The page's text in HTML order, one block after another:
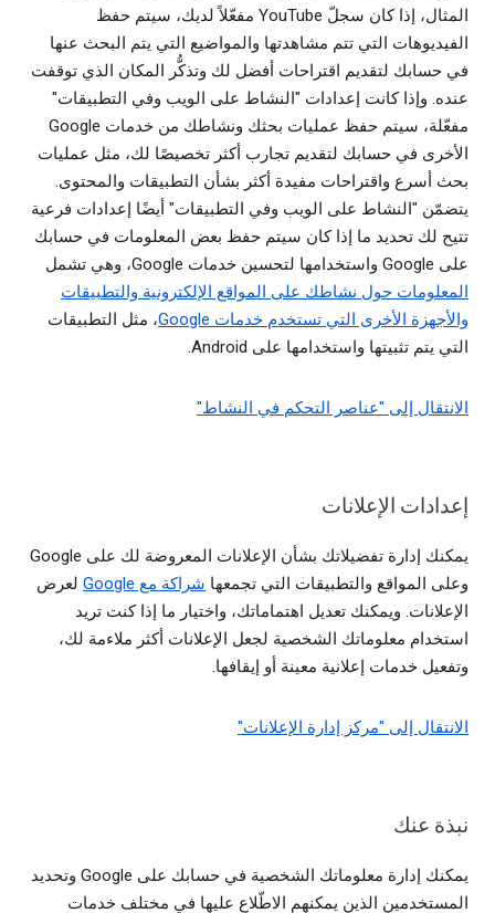
المثال، إذا كان سجلّ YouTube مفعّلاً لديك، سيتم حفظ
الفيديوهات التي تتم مشاهدتها والمواضيع التي يتم البحث عنها
في حسابك لتقديم اقتراحات أفضل لك وتذكُّر المكان الذي توقفت
عنده. وإذا كانت إعدادات "النشاط على الويب وفي التطبيقات"
مفعّلة، سيتم حفظ عمليات بحثك ونشاطك من خدمات Google
الأخرى في حسابك لتقديم تجارب أكثر تخصيصًا لك، مثل عمليات
بحث أسرع واقتراحات مفيدة أكثر بشأن التطبيقات والمحتوى.
يتضمّن "النشاط على الويب وفي التطبيقات" أيضًا إعدادات فرعية
تتيح لك تحديد ما إذا كان سيتم حفظ بعض المعلومات في حسابك
على Google واستخدامها لتحسين خدمات Google، وهي تشمل
المعلومات حول نشاطك على المواقع الإلكترونية والتطبيقات
والأجهزة الأخرى التي تستخدم خدمات Google
، مثل التطبيقات
التي يتم تثبيتها واستخدامها على Android.
الانتقال إلى "عناصر التحكم في النشاط"
إعدادات الإعلانات
يمكنك إدارة تفضيلاتك بشأن الإعلانات المعروضة لك على Google
وعلى المواقع والتطبيقات التي تجمعها شراكة مع Google
لعرض
الإعلانات. ويمكنك تعديل اهتماماتك، واختيار ما إذا كنت تريد
استخدام معلوماتك الشخصية لجعل الإعلانات أكثر ملاءمة لك،
وتفعيل خدمات إعلانية معينة أو إيقافها.
الانتقال إلى "مركز إدارة الإعلانات"
نبذة عنك
يمكنك إدارة معلوماتك الشخصية في حسابك على Google وتحديد
المستخدمين الذين يمكنهم الاطّلاع عليها في مختلف خدمات